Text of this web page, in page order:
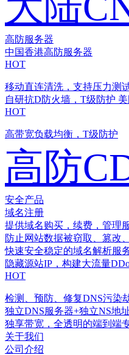
高防服务器
中国香港高防服务器
HOT
移动直连清洗，支持压力测
自研抗D防火墙，T级防护
HOT
高带宽负载均衡，T级防护
高防
安全产品
域名注册
提供域名购买，续费，管理
防止网站数据被窃取、篡改
快速安全稳定的域名解析服
隐藏源站IP，构建大流量
HOT
检测、预防、修复DNS污染
独立DNS服务器+独立NS地
独享带宽，全透明的端到端
关于我们
公司介绍